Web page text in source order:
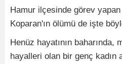
Hamur ilçesinde görev
Koparan'ın ölümü de işte
Henüz hayatının baharında,
hayalleri olan bir genç kadın